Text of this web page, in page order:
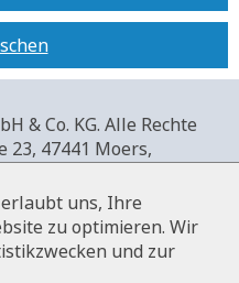
& Co. KG. Alle Rechte
23, 47441 Moers,
erlaubt uns, Ihre
zu optimieren. Wir
und zur